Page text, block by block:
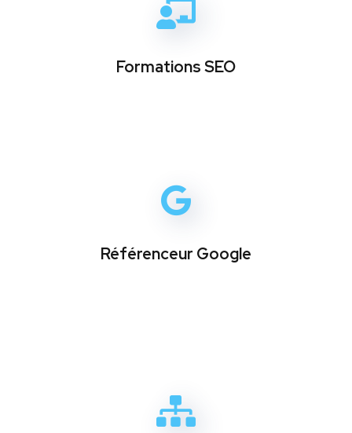
Formations SEO
Référenceur Google